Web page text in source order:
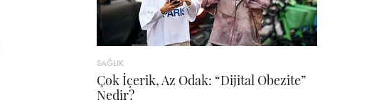
SAĞLIK
Çok İçerik, Az Odak: “Dijital Obezite”
Nedir?